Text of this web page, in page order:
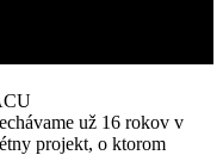
už 16 rokov v
projekt, o ktorom